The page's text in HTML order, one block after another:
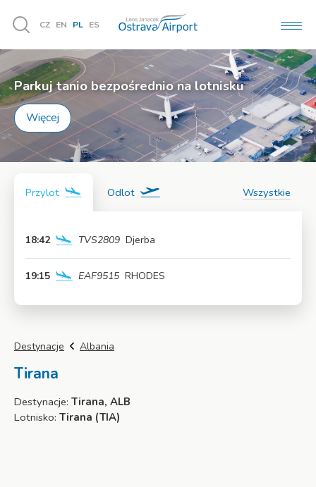
Vyhledávání
CZ EN PL ES
Parkuj tanio bezpośrednio na lotnisku
Więcej
Przylot Odlot Wszystkie
18:42 TVS2809 Djerba
19:15 EAF9515 RHODES
Destynacje Albania
Tirana
Destynacje: Tirana, ALB
Lotnisko: Tirana (TIA)